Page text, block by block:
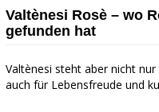
Valtènesi Rosè – wo
gefunden hat
Valtènesi steht aber nicht
auch für Lebensfreude und